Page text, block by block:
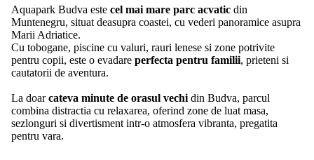
Aquapark Budva este cel mai mare parc acvatic din
Muntenegru, situat deasupra coastei, cu vederi panoramice asupra
Marii Adriatice.
Cu tobogane, piscine cu valuri, rauri lenese si zone potrivite
pentru copii, este o evadare perfecta pentru familii, prieteni si
cautatorii de aventura.
La doarcateva minute de orasul vechi din Budva, parcul
combina distractia cu relaxarea, oferind zone de luat masa,
sezlonguri si divertisment intr-o atmosfera vibranta, pregatita
pentru vara.